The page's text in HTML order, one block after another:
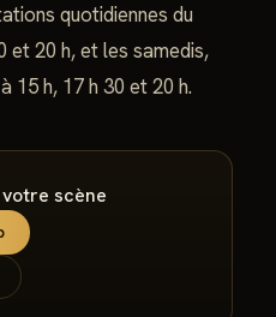
quotidiennes du
et 20 h, et les samedis,
15 h, 17 h 30 et 20 h.
scène